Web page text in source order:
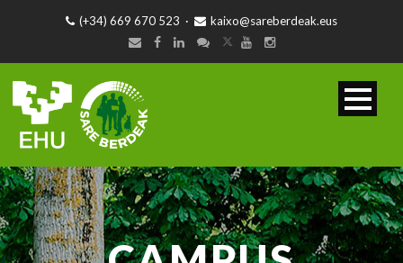
(+34) 669 670 523 · kaixo@sareberdeak.eus